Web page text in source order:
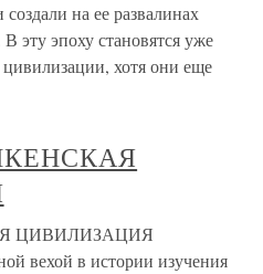
на ее развалинах
эту эпоху становятся уже
хотя они еще
ЦИВИЛИЗАЦИЯ
вехой в истории изучения